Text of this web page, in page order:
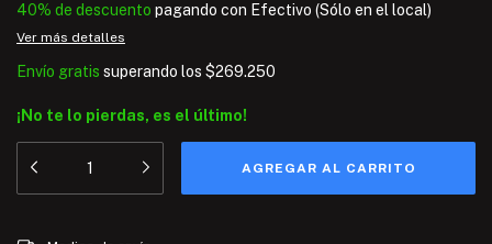
40% de descuento pagando con Efectivo (Sólo en el local)
Ver más detalles
Envío gratis superando los $269.250
¡No te lo pierdas, es el último!
Entregas para el CP: